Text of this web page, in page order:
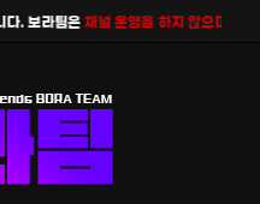
팀은채널 운영을 하지 않으며 공식 홈페